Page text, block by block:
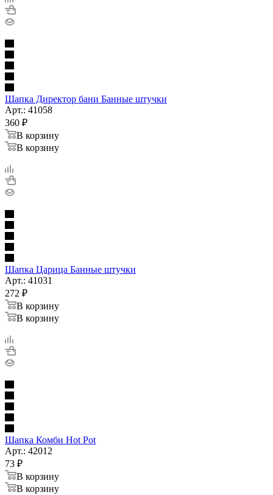
Шапка Директор бани Банные штучки
Арт.: 41058
360 ₽
В корзину
В корзину
Шапка Царица Банные штучки
Арт.: 41031
272 ₽
В корзину
В корзину
Шапка Комби Hot Pot
Арт.: 42012
73 ₽
В корзину
В корзину